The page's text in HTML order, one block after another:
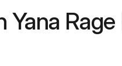
Yana